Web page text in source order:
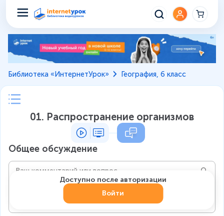
Библиотека «ИнтернетУрок» География, 6 класс
01. Распространение организмов
Общее обсуждение
Доступно после авторизации
Войти